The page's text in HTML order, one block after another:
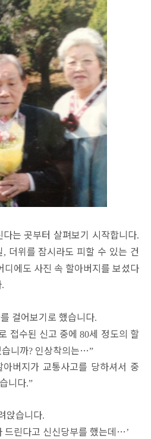
는 곳부터 살펴보기 시작합니다.
, 더위를 잠시라도 피할 수 있는 건
에도 사진 속 할아버지를 보셨다
.
걸어보기로 했습니다.
접수된 신고 중에80세 정도의 할
니까? 인상착의는…”
버지가 교통사고를 당하셔서 중
니다.”
앉습니다.
린다고 신신당부를 했는데…’